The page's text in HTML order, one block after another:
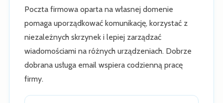
Poczta firmowa oparta na własnej domenie
pomaga uporządkować komunikację, korzystać z
niezależnych skrzynek i lepiej zarządzać
wiadomościami na różnych urządzeniach. Dobrze
dobrana usługa email wspiera codzienną pracę
firmy.